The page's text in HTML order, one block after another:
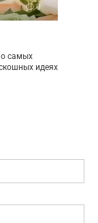
0
о самых
идеях